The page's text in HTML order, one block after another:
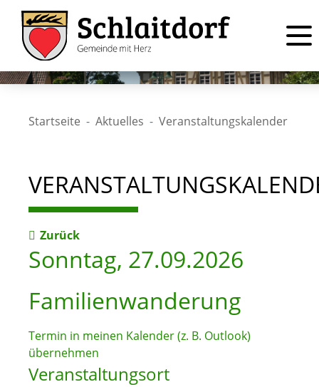
Startseite Aktuelles Veranstaltungskalender
Zurück
Sonntag, 27.09.2026
Familienwanderung
Termin in meinen Kalender (z. B. Outlook)
übernehmen
Veranstaltungsort